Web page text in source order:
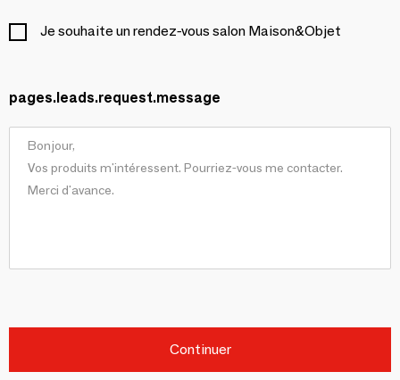
Je souhaite un rendez-vous salon Maison&Objet
pages.leads.request.message
Continuer